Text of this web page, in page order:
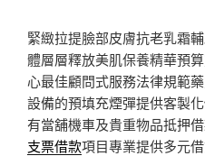
緊緻拉提臉部皮膚抗老乳霜
體層層釋放美肌保養精華預
心最佳顧問式服務法律規範
設備的預填充煙彈提供客製
有當舖機車及貴重物品抵押
支票借款項目專業提供多元